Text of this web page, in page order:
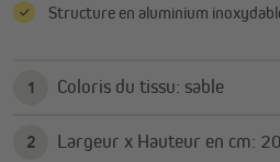
Structure en aluminium
1 Coloris du tissu: sable
2